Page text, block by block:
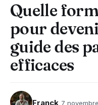
Quelle
pour
guide des
efficaces
Franck 7